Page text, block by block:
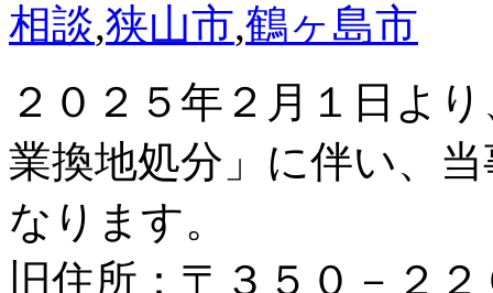
相談,狭山市,鶴ヶ島市
２０２５年２月１日よ
業換地処分」に伴い、
なります。
旧住所：〒３５０－